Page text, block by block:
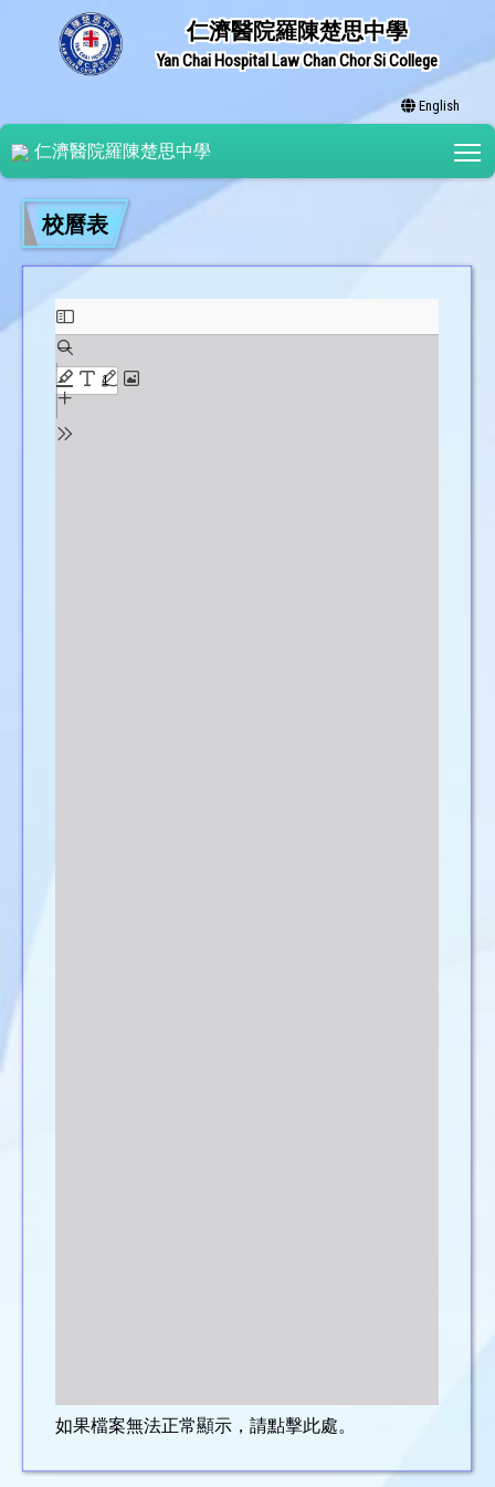
仁濟醫院羅陳楚思中學
Yan Chai Hospital Law Chan Chor Si College
English
仁濟醫院羅陳楚思中學
校曆表
如果檔案無法正常顯示，請點擊此處。